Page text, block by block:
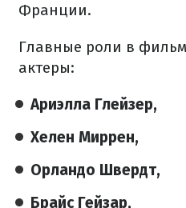
Франции.
Главные роли в
актеры:
Ариэлла Глейзер,
Хелен Миррен,
Орландо Швердт,
Брайс Гейзар,